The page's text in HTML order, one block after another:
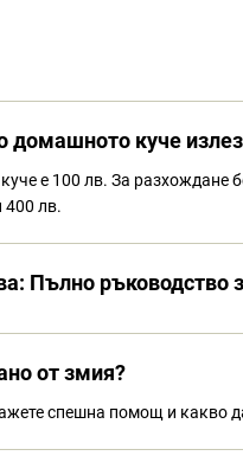
домашното куче
е 100 лв. За разхождане
400 лв.
Пълно
от змия?
спешна помощ и какво